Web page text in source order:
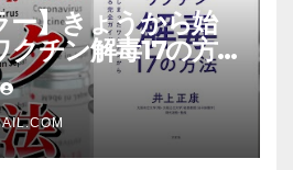
ー】きょうから始
クチン解毒17の方